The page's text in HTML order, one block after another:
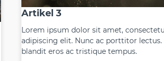
Artikel 3
Lorem ipsum dolor sit amet,
adipiscing elit. Nunc ac porttitor lectus.
blandit eros ac tristique tempus.